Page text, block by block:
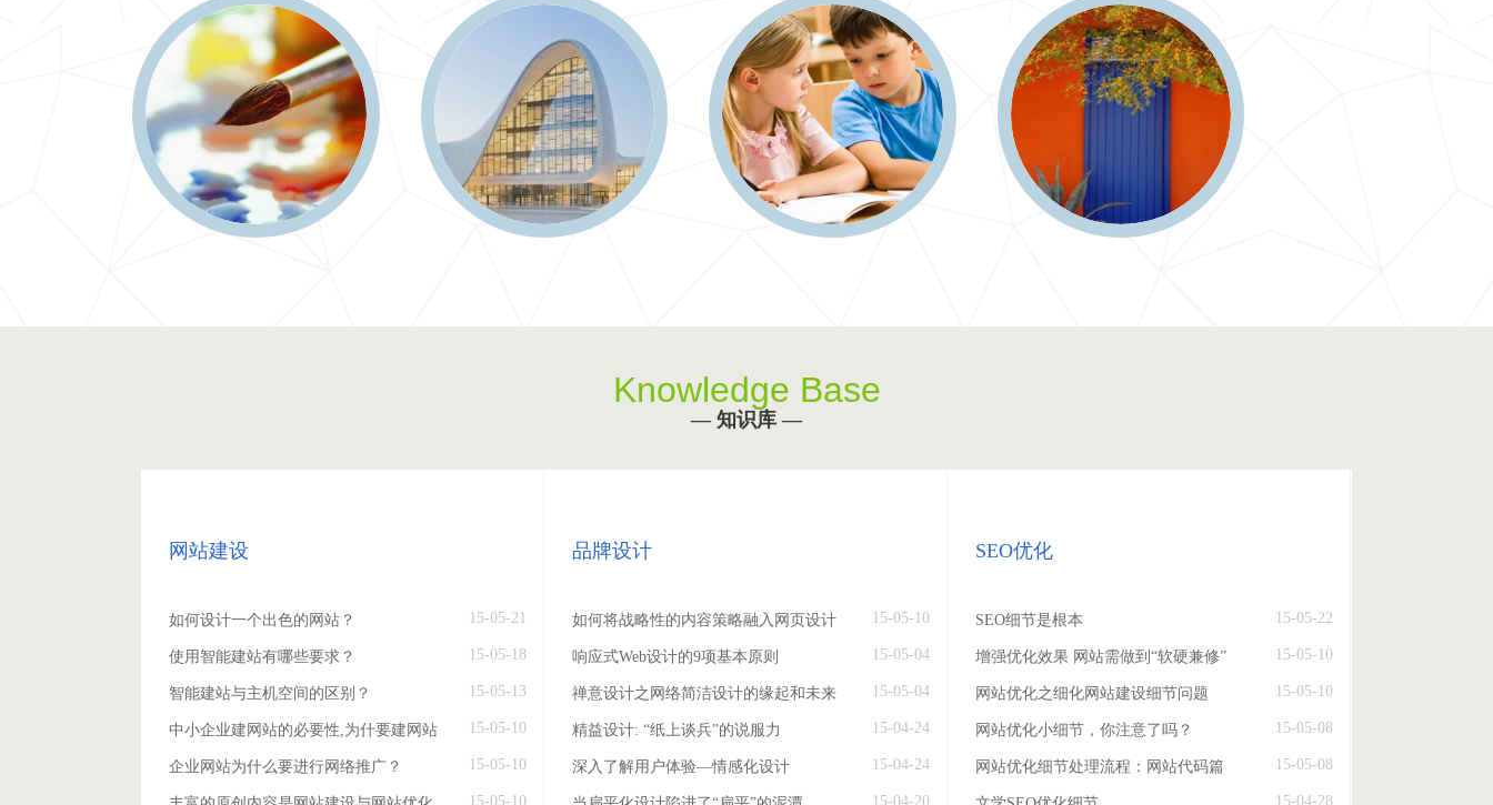
Knowledge Base
— 知识库 —
网站建设
如何设计一个出色的网站？ 15-05-21
使用智能建站有哪些要求？ 15-05-18
智能建站与主机空间的区别？ 15-05-13
中小企业建网站的必要性,为什要建网站 15-05-10
企业网站为什么要进行网络推广？ 15-05-10
15-05-10
品牌设计
如何将战略性的内容策略融入网页设计 15-05-10
响应式Web设计的9项基本原则 15-05-04
禅意设计之网络简洁设计的缘起和未来 15-05-04
精益设计: “纸上谈兵”的说服力 15-04-24
深入了解用户体验—情感化设计 15-04-24
15-04-20
SEO优化
SEO细节是根本 15-05-22
增强优化效果 网站需做到“软硬兼修” 15-05-10
网站优化之细化网站建设细节问题 15-05-10
网站优化小细节，你注意了吗？ 15-05-08
网站优化细节处理流程：网站代码篇 15-05-08
15-04-28